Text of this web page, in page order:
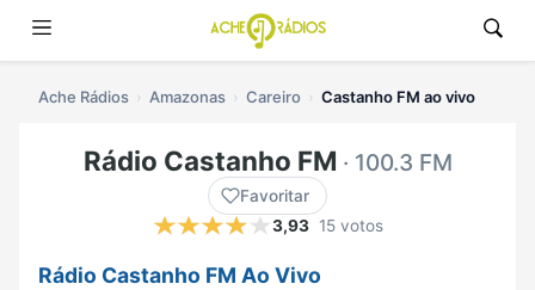
Ache Rádios Amazonas Careiro Castanho FM ao vivo
Rádio Castanho FM · 100.3 FM
Favoritar
3,93 15 votos
Rádio Castanho FM Ao Vivo